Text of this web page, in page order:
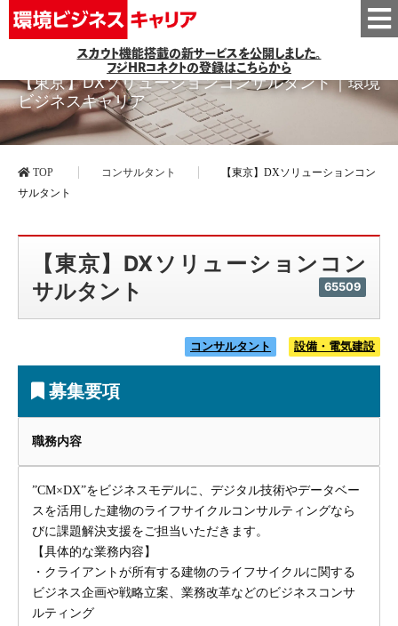
スカウト機能搭載の新サービスを公開しました。
フジHRコネクトの登録はこちらから
【東京】DXソリューションコンサルタント｜環境
ビジネスキャリア
TOP コンサルタント
【東京】DXソリューションコン
サルタント
【東京】DXソリューションコン
サルタント
65509
コンサルタント 設備・電気建設
募集要項
職務内容
”CM×DX”をビジネスモデルに、デジタル技術やデータベー
スを活用した建物のライフサイクルコンサルティングなら
びに課題解決支援をご担当いただきます。
【具体的な業務内容】
・クライアントが所有する建物のライフサイクルに関する
ビジネス企画や戦略立案、業務改革などのビジネスコンサ
ルティング